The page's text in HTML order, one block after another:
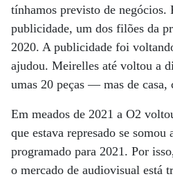
tínhamos previsto de negócios.
publicidade, um dos filões da
2020. A publicidade foi
ajudou. Meirelles até voltou a
umas 20 peças — mas de casa,
Em meados de 2021 a O2
que estava represado se somou
programado para 2021. Por
o mercado de audiovisual está